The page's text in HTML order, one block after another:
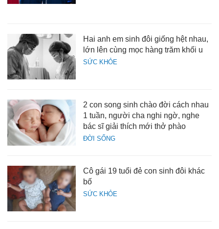
SỨC KHỎE
Hai anh em sinh đôi giống hệt nhau,
lớn lên cùng mọc hàng trăm khối u
ĐỜI SỐNG
2 con song sinh chào đời cách nhau
1 tuần, người cha nghi ngờ, nghe
bác sĩ giải thích mới thở phào
SỨC KHỎE
Cô gái 19 tuổi đẻ con sinh đôi khác
bố